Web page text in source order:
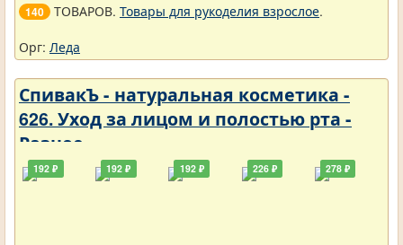
140 ТОВАРОВ. Товары для рукоделия взрослое.
Орг: Леда
СпивакЪ - натуральная косметика -
626. Уход за лицом и полостью рта -
Разное
192 ₽ 192 ₽ 192 ₽ 226 ₽ 278 ₽